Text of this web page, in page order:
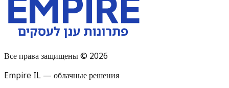
Все права защищены © 2026
Empire IL — облачные решения